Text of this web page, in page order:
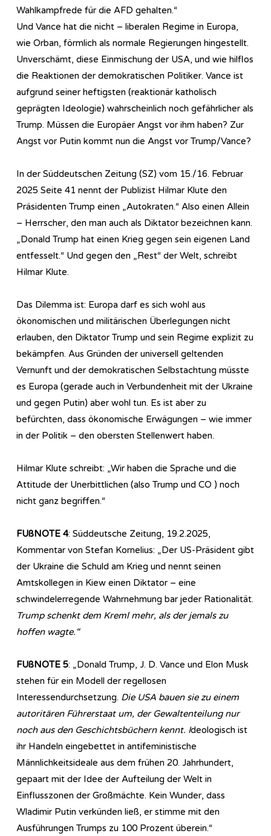
Wahlkampfrede für die AFD gehalten.“
Und Vance hat die nicht – liberalen Regime in Europa,
wie Orban, förmlich als normale Regierungen hingestellt.
Unverschämt, diese Einmischung der USA, und wie hilflos
die Reaktionen der demokratischen Politiker. Vance ist
aufgrund seiner heftigsten (reaktionär katholisch
geprägten Ideologie) wahrscheinlich noch gefährlicher als
Trump. Müssen die Europäer Angst vor ihm haben? Zur
Angst vor Putin kommt nun die Angst vor Trump/Vance?
In der Süddeutschen Zeitung (SZ) vom 15./16. Februar
2025 Seite 41 nennt der Publizist Hilmar Klute den
Präsidenten Trump einen „Autokraten.“ Also einen Allein
– Herrscher, den man auch als Diktator bezeichnen kann.
„Donald Trump hat einen Krieg gegen sein eigenen Land
entfesselt.“ Und gegen den „Rest“ der Welt, schreibt
Hilmar Klute.
Das Dilemma ist: Europa darf es sich wohl aus
ökonomischen und militärischen Überlegungen nicht
erlauben, den Diktator Trump und sein Regime explizit zu
bekämpfen. Aus Gründen der universell geltenden
Vernunft und der demokratischen Selbstachtung müsste
es Europa (gerade auch in Verbundenheit mit der Ukraine
und gegen Putin) aber wohl tun. Es ist aber zu
befürchten, dass ökonomische Erwägungen – wie immer
in der Politik – den obersten Stellenwert haben.
Hilmar Klute schreibt: „Wir haben die Sprache und die
Attitude der Unerbittlichen (also Trump und CO ) noch
nicht ganz begriffen.“
FUßNOTE 4: Süddeutsche Zeitung, 19.2.2025,
Kommentar von Stefan Kornelius: „Der US-Präsident gibt
der Ukraine die Schuld am Krieg und nennt seinen
Amtskollegen in Kiew einen Diktator – eine
schwindelerregende Wahrnehmung bar jeder Rationalität.
Trump schenkt dem Kreml mehr, als der jemals zu
hoffen wagte.“
FUßNOTE 5: „Donald Trump, J. D. Vance und Elon Musk
stehen für ein Modell der regellosen
Interessendurchsetzung. Die USA bauen sie zu einem
autoritären Führerstaat um, der Gewaltenteilung nur
noch aus den Geschichtsbüchern kennt. Ideologisch ist
ihr Handeln eingebettet in antifeministische
Männlichkeitsideale aus dem frühen 20. Jahrhundert,
gepaart mit der Idee der Aufteilung der Welt in
Einflusszonen der Großmächte. Kein Wunder, dass
Wladimir Putin verkünden ließ, er stimme mit den
Ausführungen Trumps zu 100 Prozent überein.“